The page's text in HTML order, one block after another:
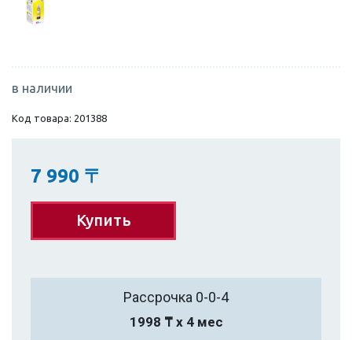
в наличии
Код товара: 201388
7 990 〒
Купить
Рассрочка 0-0-4
1998 ₸ х 4 мес